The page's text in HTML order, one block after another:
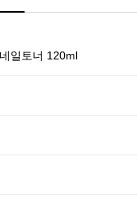
일토너 120ml